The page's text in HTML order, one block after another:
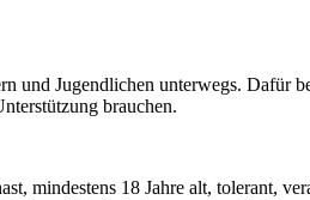
Jugendlichen unterwegs. Dafür
brauchen.
mindestens 18 Jahre alt, tolerant,